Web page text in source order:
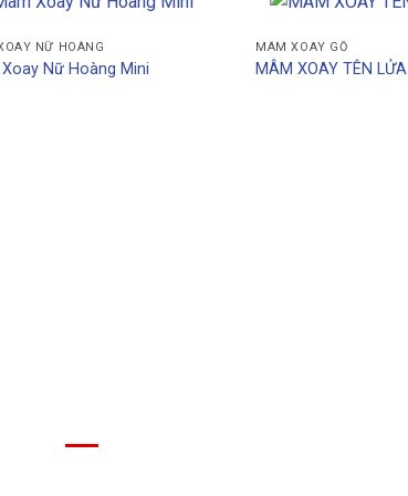
NỮ HOÀNG
Nữ Hoàng Mini
MÂM XOAY GỖ
MÂM XOAY TÊN LỬA